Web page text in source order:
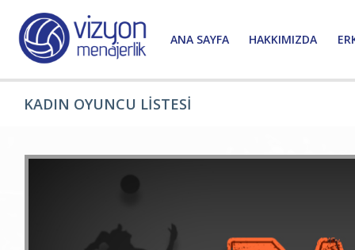
ANA SAYFA HAKKIMIZDA
KADIN OYUNCU LİSTESİ